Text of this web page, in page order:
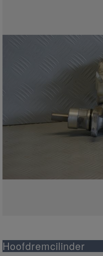
Hoofdremcilinder